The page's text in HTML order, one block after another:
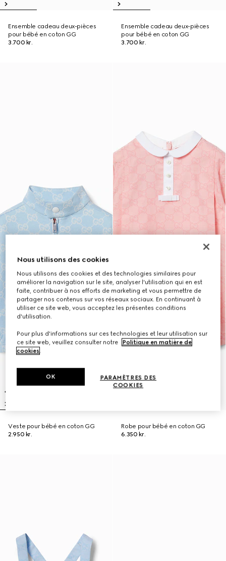
Ensemble cadeau deux-pièces
pour bébé en coton GG
3.700 kr.
Ensemble cadeau deux-pièces
pour bébé en coton GG
3.700 kr.
Veste pour bébé en coton GG
2.950 kr.
Robe pour bébé en coton GG
6.350 kr.
Nous utilisons des cookies
Nous utilisons des cookies et des technologies similaires pour
améliorer la navigation sur le site, analyser l'utilisation qui en est
faite, contribuer à nos efforts de marketing et vous permettre de
partager nos contenus sur vos réseaux sociaux. En continuant à
utiliser ce site web, vous acceptez les présentes conditions
d'utilisation.
Pour plus d'informations sur ces technologies et leur utilisation sur
ce site web, veuillez consulter notre
Politique en matière de
cookies.
PARAMÈTRES DES
COOKIES
OK